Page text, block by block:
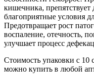
кишечника,
благоприятные условия
Предотвращает рост
воспаление, отечность,
улучшает процесс
Стоимость упаковки с 10
можно купить в любой